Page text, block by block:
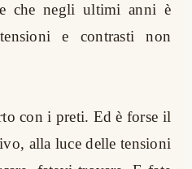
che negli ultimi anni è
e contrasti non
con i preti. Ed è forse il
alla luce delle tensioni